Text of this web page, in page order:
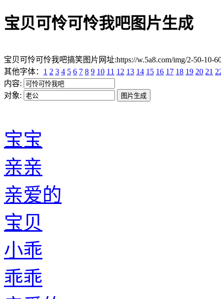
宝贝可怜可怜我吧图片生成
宝贝可怜可怜我吧搞笑图片网址:https://w.5a8.com/img/2-50-10-
其他字体： 1 2 3 4 5 6 7 8 9 10 11 12 13 14 15 16 17 18 19 20 21
内容:
对象:
宝宝
亲亲
亲爱的
宝贝
小乖
乖乖